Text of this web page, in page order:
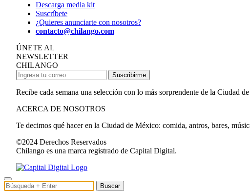
Descarga media kit
Suscríbete
¿Quieres anunciarte con nosotros?
contacto@chilango.com
ÚNETE AL
NEWSLETTER
CHILANGO
Suscribirme
Recibe cada semana una selección con lo más sorprendente de la Ciudad
ACERCA DE NOSOTROS
Te decimos qué hacer en la Ciudad de México: comida, antros, bares,
©2024 Derechos Reservados
Chilango es una marca registrado de Capital Digital.
Buscar